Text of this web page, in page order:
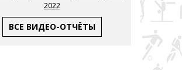
2022
ВСЕ ВИДЕО-ОТЧЁТЫ